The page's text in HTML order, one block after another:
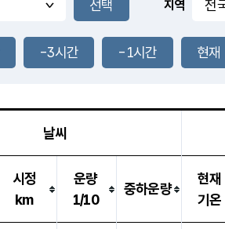
풍도
1.3m/s
지역
-3시간 -1시간 현재
날씨
시정
km
운량
1/10
중하운량
현재
기온